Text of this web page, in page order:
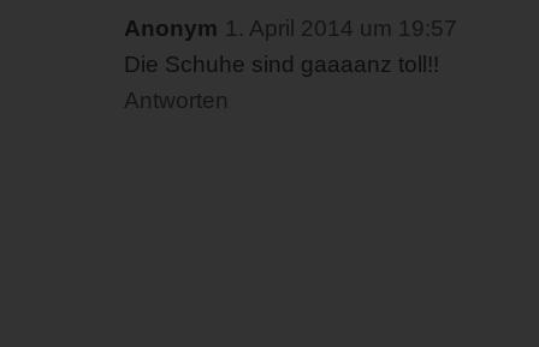
Anonym 1. April 2014 um 19:57
Die Schuhe sind gaaaanz toll!!
Antworten